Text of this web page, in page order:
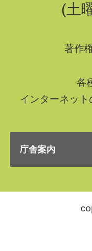
(土
著作
各
インターネッ
庁舎案内